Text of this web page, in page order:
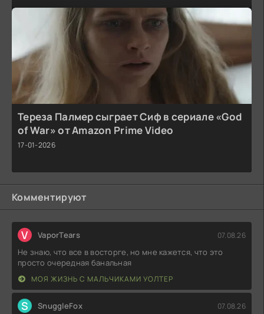
Тереза Палмер сыграет Сиф в сериале «God
of War» от Amazon Prime Video
17-01-2026
Комментируют
V VaporTears 07.08.26
Не знаю, что все в восторге, но мне кажется, что это
просто очередная банальная
МОЯ ЖИЗНЬ С МАЛЬЧИКАМИ УОЛТЕР
S SnuggleFox 07.08.26